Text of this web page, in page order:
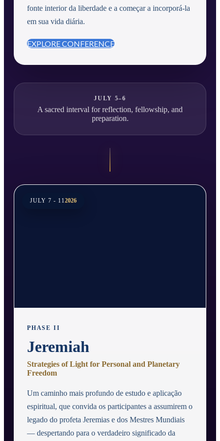
fonte interior da liberdade e a começar a incorporá-la
em sua vida diária.
EXPLORE CONFERENCE
JULY 5–6
A sacred interval for reflection, fellowship, and
preparation.
JULY 7 - 11 2026
PHASE II
Jeremiah
Strategies of Light for Personal and Planetary
Freedom
Um caminho mais profundo de estudo e aplicação
espiritual, que convida os participantes a assumirem o
legado do profeta Jeremias e dos Mestres Mundiais
— despertando para o verdadeiro significado da